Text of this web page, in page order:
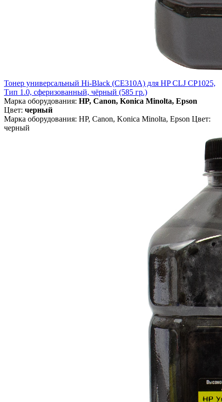
Тонер универсальный Hi-Black (CE310A) для HP CLJ CP1025,
Тип 1.0, сферизованный, чёрный (585 гр.)
Марка оборудования: HP, Canon, Konica Minolta, Epson
Цвет: черный
Марка оборудования: HP, Canon, Konica Minolta, Epson Цвет:
черный